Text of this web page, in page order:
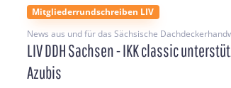
Mitgliederrundschreiben LIV
News aus und für das Sächsische
LIV DDH Sachsen - IKK classic
Azubis